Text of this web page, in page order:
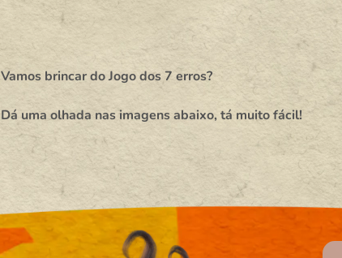
Vamos brincar do Jogo dos 7 erros?
Dá uma olhada nas imagens abaixo, tá muito fácil!